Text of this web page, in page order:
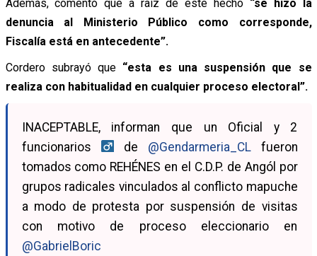
Además, comentó que a raíz de este hecho “se hizo la
denuncia al Ministerio Público como corresponde,
Fiscalía está en antecedente”.
Cordero subrayó que “esta es una suspensión que se
realiza con habitualidad en cualquier proceso electoral”.
INACEPTABLE, informan que un Oficial y 2
funcionarios ‍
de @Gendarmeria_CLfueron
tomados como REHÉNES en el C.D.P. de Angól por
grupos radicales vinculados al conflicto mapuche
a modo de protesta por suspensión de visitas
con motivo de proceso eleccionario en
@GabrielBoric